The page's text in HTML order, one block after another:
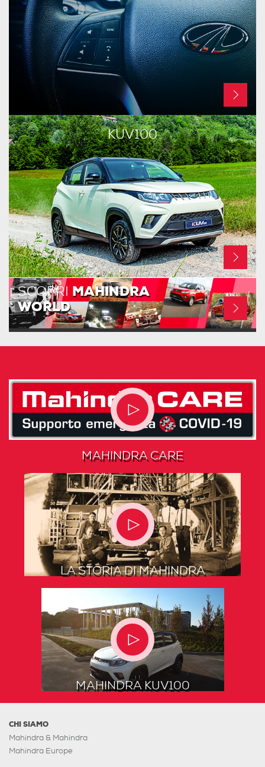
KUV100
SCOPRI MAHINDRA
WORLD
MAHINDRA CARE
LA STORIA DI MAHINDRA
MAHINDRA KUV100
CHI SIAMO
Mahindra & Mahindra
Mahindra Europe